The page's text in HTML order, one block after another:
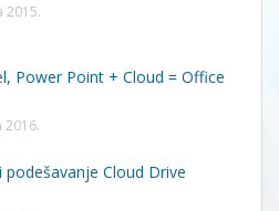
2015.
Power Point + Cloud = Office
2016.
podešavanje Cloud Drive